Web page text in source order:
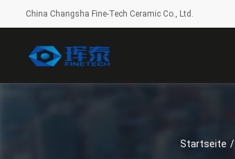
China Changsha Fine-Tech Ceramic Co., Ltd.
Startseite /